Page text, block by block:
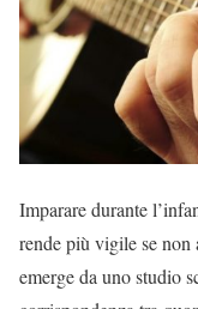
Imparare durante
rende più vigile se
emerge da uno studio